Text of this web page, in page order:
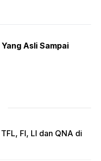
Asli Sampai
FI, LI dan QNA di